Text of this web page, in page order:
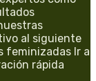
al siguiente
feminizadas Ir a
rápida